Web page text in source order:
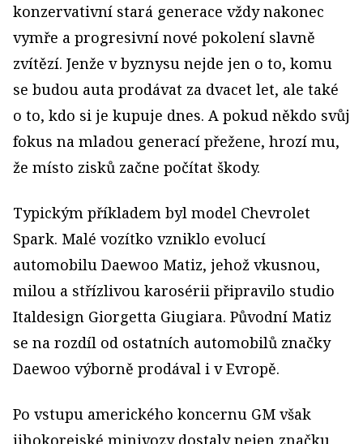
konzervativní stará generace vždy nakonec
vymře a progresivní nové pokolení slavně
zvítězí. Jenže v byznysu nejde jen o to, komu
se budou auta prodávat za dvacet let, ale také
o to, kdo si je kupuje dnes. A pokud někdo svůj
fokus na mladou generací přežene, hrozí mu,
že místo zisků začne počítat škody.
Typickým příkladem byl model Chevrolet
Spark. Malé vozítko vzniklo evolucí
automobilu Daewoo Matiz, jehož vkusnou,
milou a střízlivou karosérii připravilo studio
Italdesign Giorgetta Giugiara. Původní Matiz
se na rozdíl od ostatních automobilů značky
Daewoo výborně prodával i v Evropě.
Po vstupu amerického koncernu GM však
jihokorejské minivozy dostaly nejen značku